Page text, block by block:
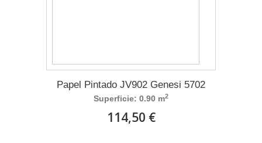
Papel Pintado JV902 Genesi 5702
Superficie: 0.90 m2
114,50 €